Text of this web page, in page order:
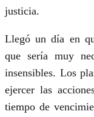
justicia.
Llegó un día en
que sería muy
insensibles. Los
ejercer las
tiempo de